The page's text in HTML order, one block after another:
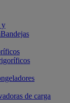
y
Bandejas
de carga